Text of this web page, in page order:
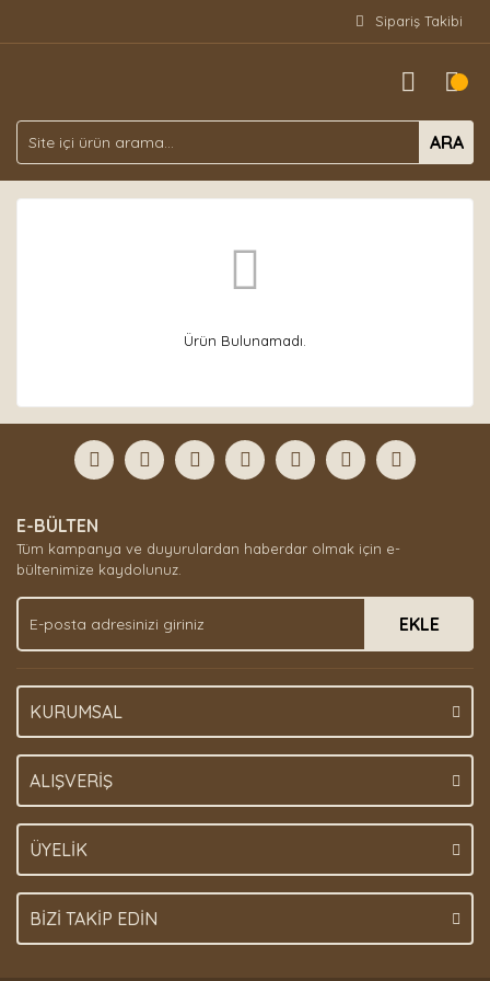
Sipariş Takibi
ARA
Ürün Bulunamadı.
E-BÜLTEN
Tüm kampanya ve duyurulardan haberdar olmak için e-
bültenimize kaydolunuz.
EKLE
KURUMSAL
ALIŞVERİŞ
ÜYELİK
BİZİ TAKİP EDİN